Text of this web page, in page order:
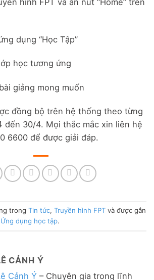
hình FPT và ấn nút “Home” trên
dụng “Học Tập”
học tương ứng
giảng mong muốn
đồng bộ trên hệ thống theo từng
đến 30/4. Mọi thắc mắc xin liên hệ
6600 để được giải đáp.
trong Tin tức, Truyền hình FPT và được gắn
Ứng dụng học tập.
CẢNH Ý
Cảnh Ý – Chuyên gia trong lĩnh